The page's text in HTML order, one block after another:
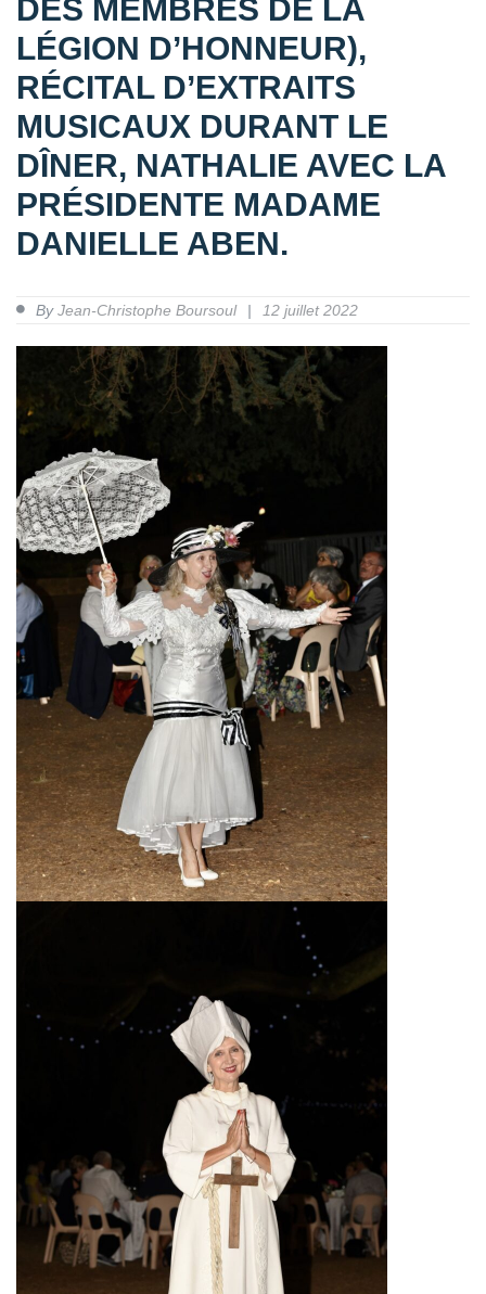
DES MEMBRES DE LA
LÉGION D’HONNEUR),
RÉCITAL D’EXTRAITS
MUSICAUX DURANT LE
DÎNER, NATHALIE AVEC LA
PRÉSIDENTE MADAME
DANIELLE ABEN.
ByJean-Christophe Boursoul 12 juillet 2022